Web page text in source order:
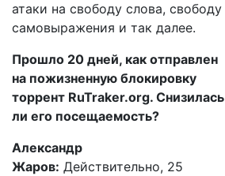
атаки на свободу слова, свободу
самовыражения и так далее.
Прошло 20 дней, как отправлен
на пожизненную блокировку
торрент RuTraker.org. Снизилась
ли его посещаемость?
Александр
Жаров: Действительно, 25